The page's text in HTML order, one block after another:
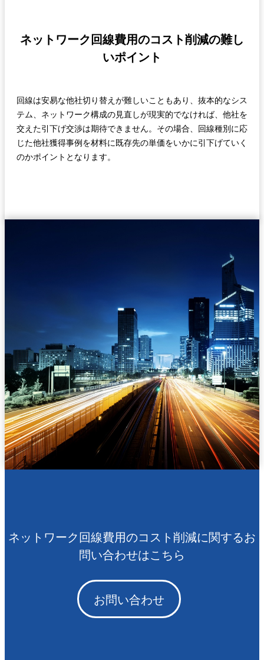
ネットワーク回線費用のコスト削減の難し
いポイント
回線は安易な他社切り替えが難しいこともあり、抜本的なシス
テム、ネットワーク構成の見直しが現実的でなければ、他社を
交えた引下げ交渉は期待できません。その場合、回線種別に応
じた他社獲得事例を材料に既存先の単価をいかに引下げていく
のかポイントとなります。
ネットワーク回線費用のコスト削減に関するお
問い合わせはこちら
お問い合わせ